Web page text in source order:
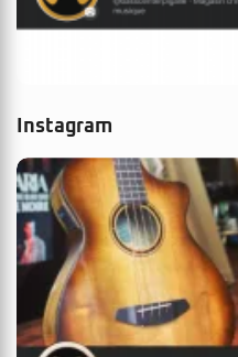
Instagram